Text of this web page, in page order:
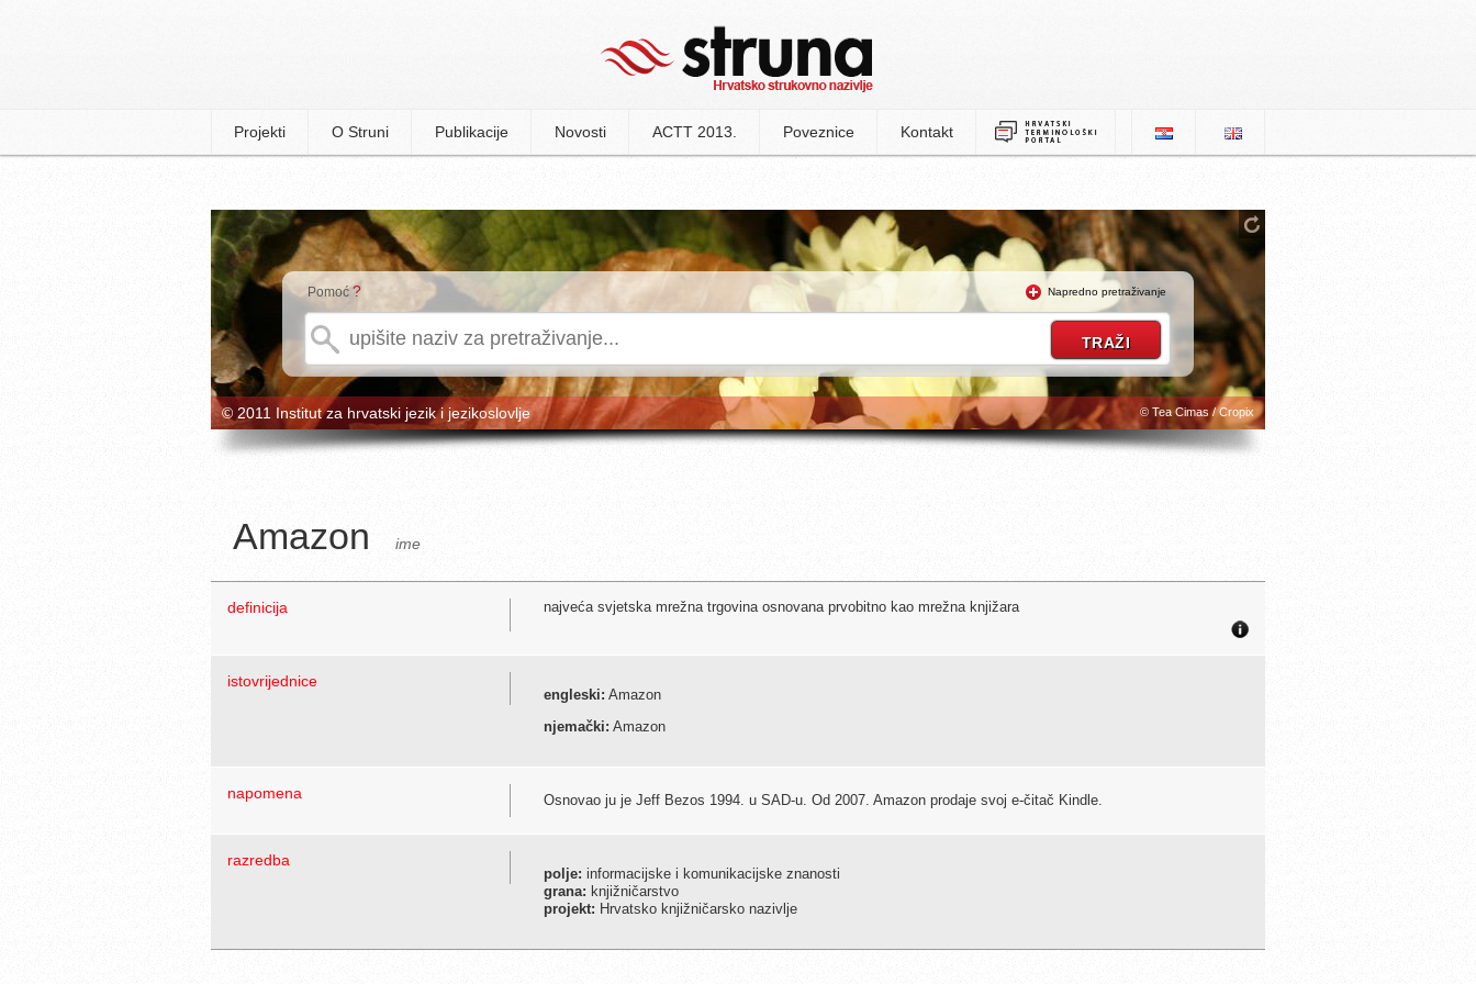
Projekti O Struni Publikacije Novosti ACTT 2013. Poveznice Kontakt
Pomoć ? Napredno pretraživanje
© 2011 Institut za hrvatski jezik i jezikoslovlje © Tea Cimas / Cropix
Amazon ime
definicija najveća svjetska mrežna trgovina osnovana prvobitno kao mrežna knjižara
istovrijednice
engleski: Amazon
njemački: Amazon
napomena Osnovao ju je Jeff Bezos 1994. u SAD-u. Od 2007. Amazon prodaje svoj e-čitač Kindle.
razredba
polje: informacijske i komunikacijske znanosti
grana: knjižničarstvo
projekt: Hrvatsko knjižničarsko nazivlje